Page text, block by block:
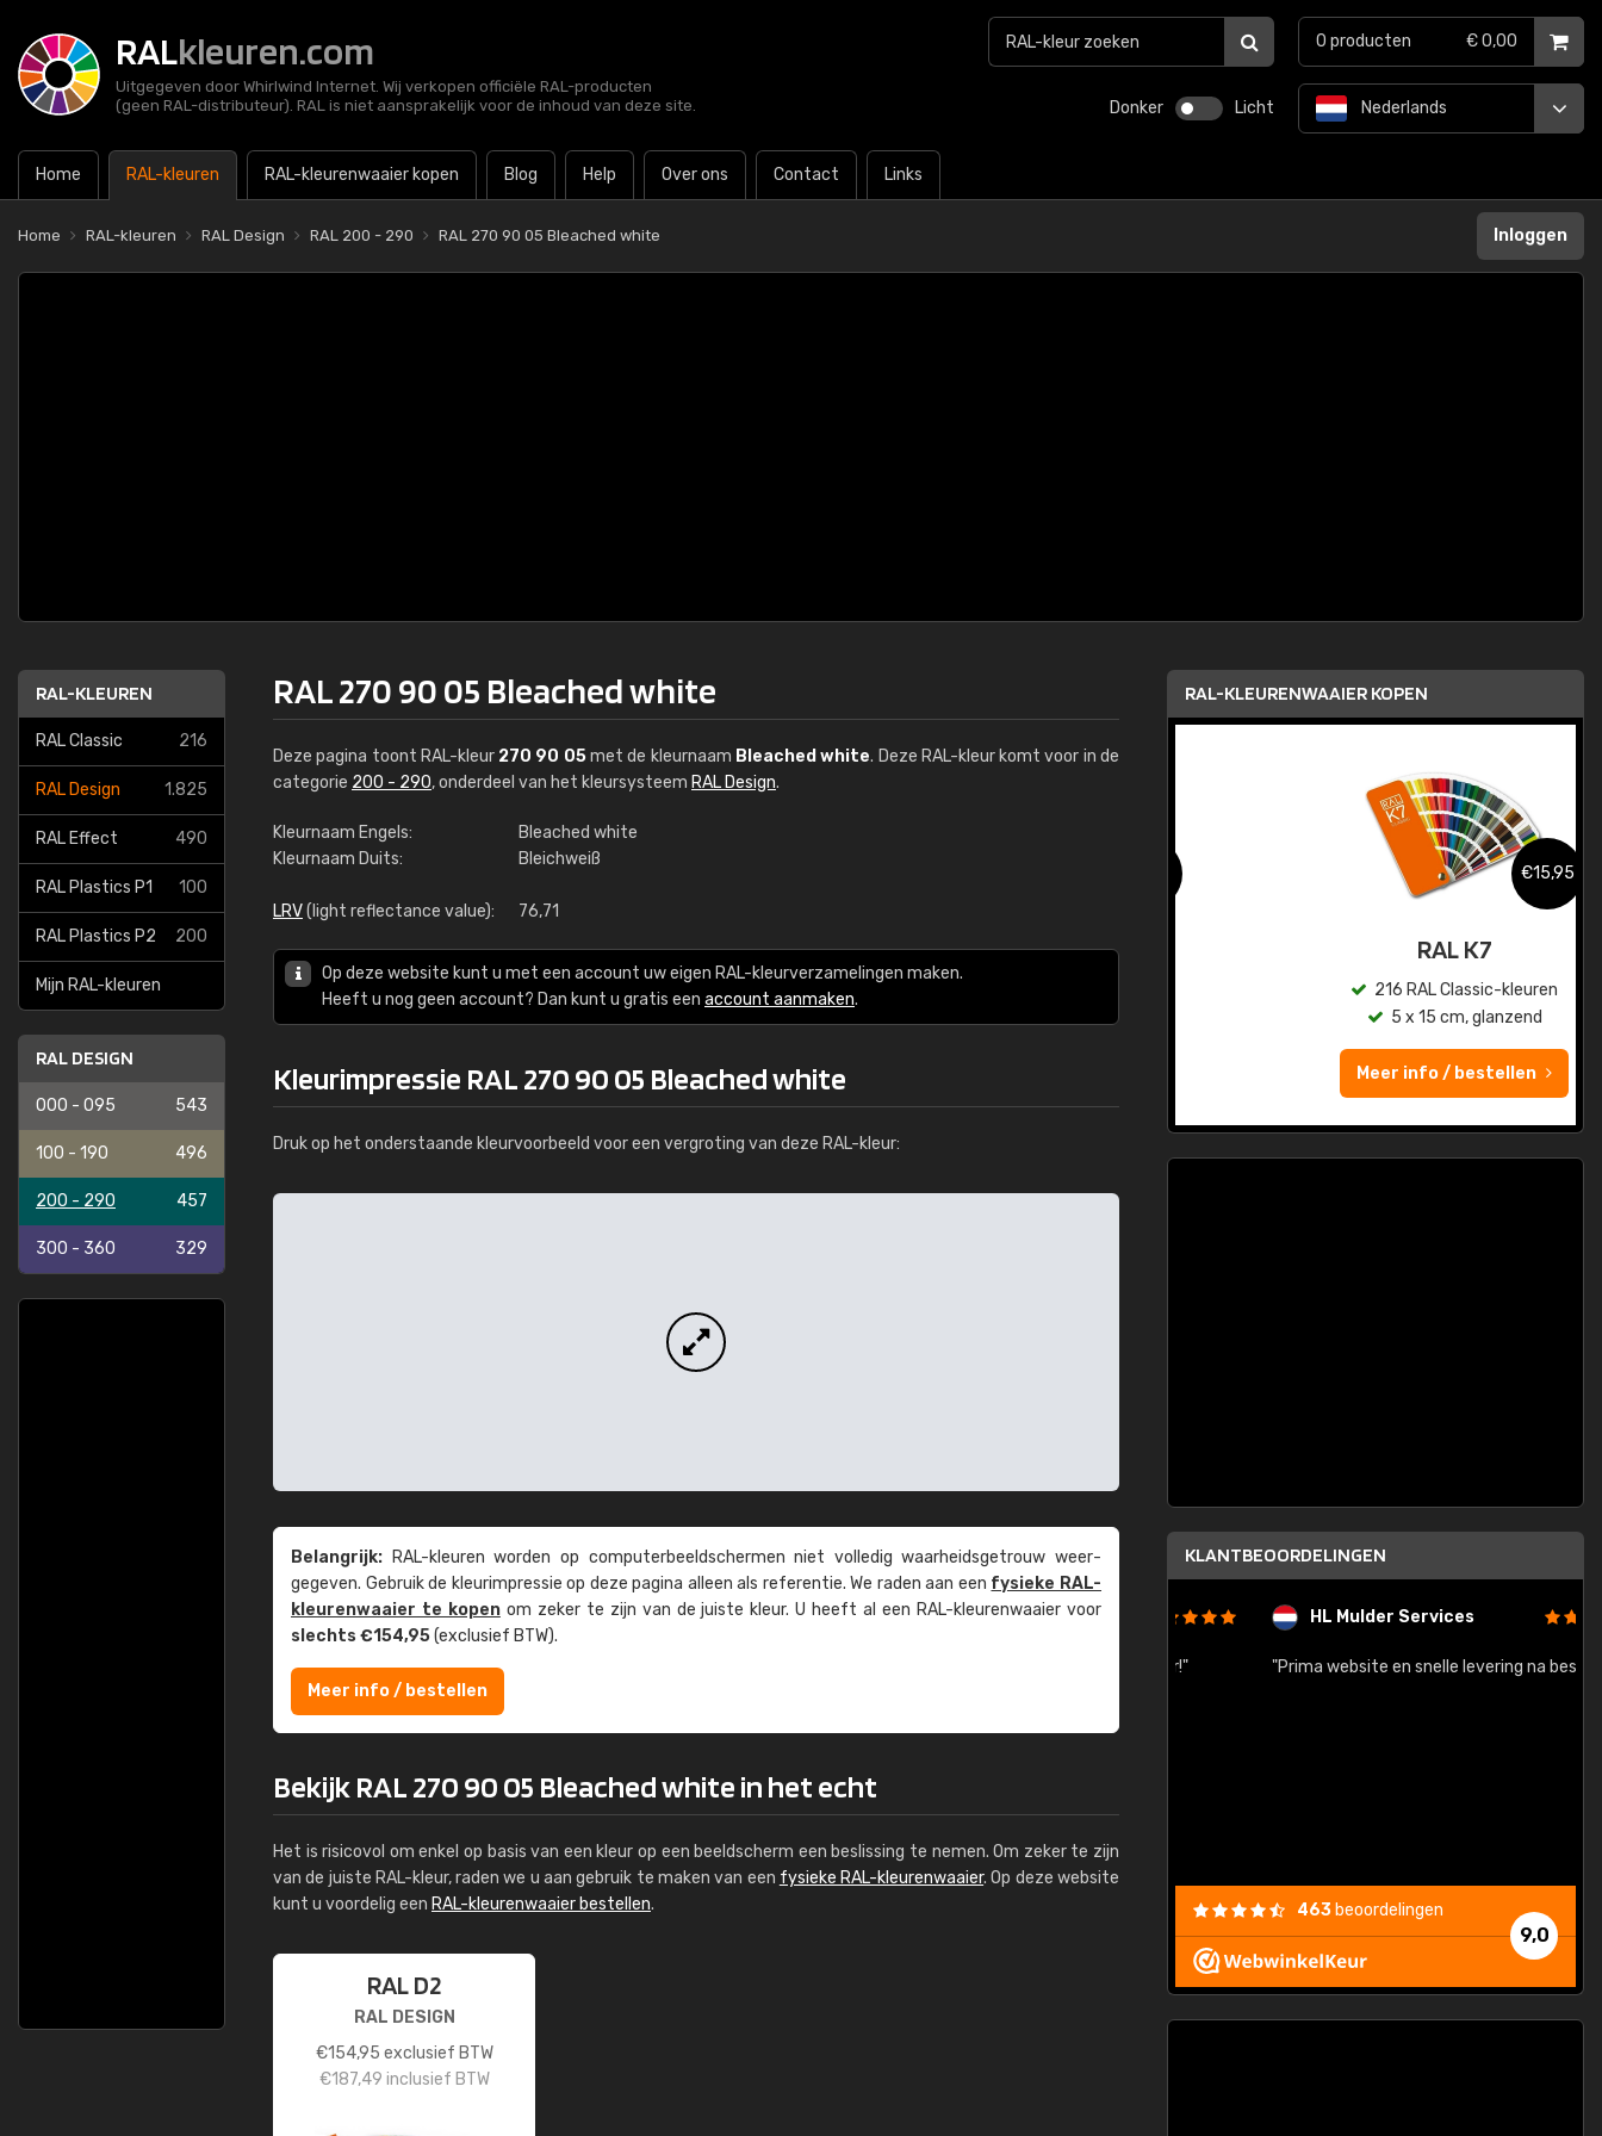
RALkleuren.com
Uitgegeven door Whirlwind Internet. Wij verkopen officiële RAL-producten
(geen RAL-distributeur). RAL is niet aansprakelijk voor de inhoud van deze site.
Donker Licht
Home RAL-kleuren RAL-kleurenwaaier kopen Blog Help Over ons Contact Links
Nederlands
0 producten € 0,00
Home RAL-kleuren RAL Design RAL 200 - 290 RAL 270 90 05 Bleached white Inloggen
RAL-KLEUREN
RAL Classic 216
RAL Design 1.825
RAL Effect 490
RAL Plastics P1 100
RAL Plastics P2 200
Mijn RAL-kleuren
RAL DESIGN
000 - 095 543
100 - 190 496
200 - 290 457
300 - 360 329
RAL 270 90 05 Bleached white
Deze pagina toont RAL-kleur 270 90 05met de kleurnaam Bleached white. Deze RAL-kleur komt voor in de
categorie 200 - 290, onderdeel van het kleursysteem RAL Design.
Kleurnaam Engels:
Bleached white
Kleurnaam Duits:
Bleichweiß
LRV(light reflectance value): 76,71
Op deze website kunt u met een account uw eigen RAL-kleurverzamelingen maken.
Heeft u nog geen account? Dan kunt u gratis een account aanmaken.
Kleurimpressie RAL 270 90 05 Bleached white
Druk op het onderstaande kleurvoorbeeld voor een vergroting van deze RAL-kleur:
Belangrijk: RAL-kleuren worden op computer­beeld­schermen niet volledig waarheids­­getrouw weer­
gegeven. Gebruik de kleur­impressie op deze pagina alleen als referentie. We raden aan een fysieke RAL-
kleuren­waaier te kopenom zeker te zijn van de juiste kleur. U heeft al een RAL-kleuren­waaier voor
slechts €154,95(exclusief BTW).
Meer info / bestellen
Bekijk RAL 270 90 05 Bleached white in het echt
Het is risicovol om enkel op basis van een kleur op een beeldscherm een beslissing te nemen. Om zeker te zijn
van de juiste RAL-kleur, raden we u aan gebruik te maken van een fysieke RAL-kleurenwaaier. Op deze website
kunt u voordelig een RAL-kleurenwaaier bestellen.
RAL D2
RAL DESIGN
€154,95 exclusief BTW
€187,49 inclusief BTW
RAL-KLEURENWAAIER KOPEN
RAL K7 op waterbasis
€15,95
216 RAL Classic-kleuren
5 x 15 cm, glanzend
Meer info / bestellen
KLANTBEOORDELINGEN
Kambier BV HL Mulder Services
"Prima website en snelle levering na bestelling"
9,0
463 beoordelingen